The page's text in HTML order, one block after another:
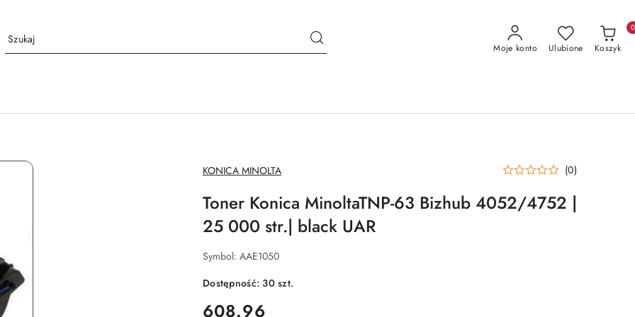
Moje konto Ulubione Koszyk
0
NAZWA
PRODUCENTA:
KONICA MINOLTA (0)
Toner Konica MinoltaTNP-63 Bizhub 4052/4752 |
25 000 str.| black UAR
Symbol: AAE1050
Dostępność:30szt.
cena:
608.96